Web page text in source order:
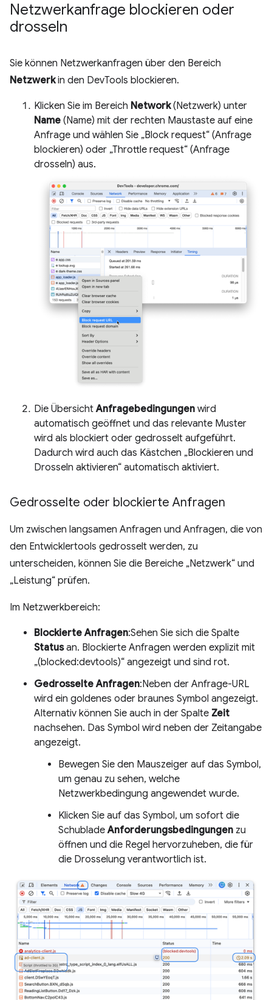
Netzwerkanfrage blockieren oder
drosseln
Sie können Netzwerkanfragen über den Bereich
Netzwerkin den DevTools blockieren.
Klicken Sie im Bereich Network(Netzwerk) unter
Name (Name) mit der rechten Maustaste auf eine
Anfrage und wählen Sie „Block request“ (Anfrage
blockieren) oder „Throttle request“ (Anfrage
drosseln) aus.
Die ÜbersichtAnfragebedingungen wird
automatisch geöffnet und das relevante Muster
wird als blockiert oder gedrosselt aufgeführt.
Dadurch wird auch das Kästchen „Blockieren und
Drosseln aktivieren“ automatisch aktiviert.
Gedrosselte oder blockierte Anfragen
Um zwischen langsamen Anfragen und Anfragen, die von
den Entwicklertools gedrosselt werden, zu
unterscheiden, können Sie die Bereiche „Netzwerk“ und
„Leistung“ prüfen.
Im Netzwerkbereich:
Blockierte Anfragen:Sehen Sie sich die Spalte
Statusan. Blockierte Anfragen werden explizit mit
„(blocked:devtools)“ angezeigt und sind rot.
Gedrosselte Anfragen:Neben der Anfrage-URL
wird ein goldenes oder braunes Symbol angezeigt.
Alternativ können Sie auch in der Spalte Zeit
nachsehen. Das Symbol wird neben der Zeitangabe
angezeigt.
Bewegen Sie den Mauszeiger auf das Symbol,
um genau zu sehen, welche
Netzwerkbedingung angewendet wurde.
Klicken Sie auf das Symbol, um sofort die
SchubladeAnforderungsbedingungen zu
öffnen und die Regel hervorzuheben, die für
die Drosselung verantwortlich ist.